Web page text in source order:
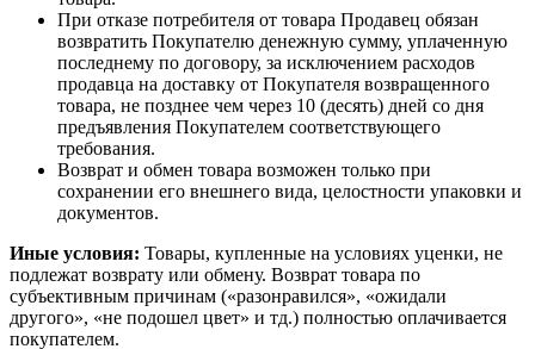
При отказе потребителя от товара Продавец обязан
возвратить Покупателю денежную сумму, уплаченную
последнему по договору, за исключением расходов
продавца на доставку от Покупателя возвращенного
товара, не позднее чем через 10 (десять) дней со дня
предъявления Покупателем соответствующего
требования.
Возврат и обмен товара возможен только при
сохранении его внешнего вида, целостности упаковки и
документов.
Иные условия: Товары, купленные на условиях уценки, не
подлежат возврату или обмену. Возврат товара по
субъективным причинам («разонравился», «ожидали
другого», «не подошел цвет» и тд.) полностью оплачивается
покупателем.